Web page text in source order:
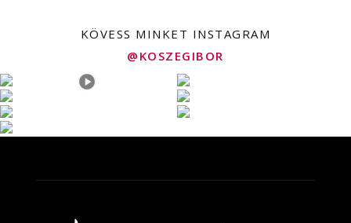
KÖVESS MINKET INSTAGRAM
@KOSZEGIBOR